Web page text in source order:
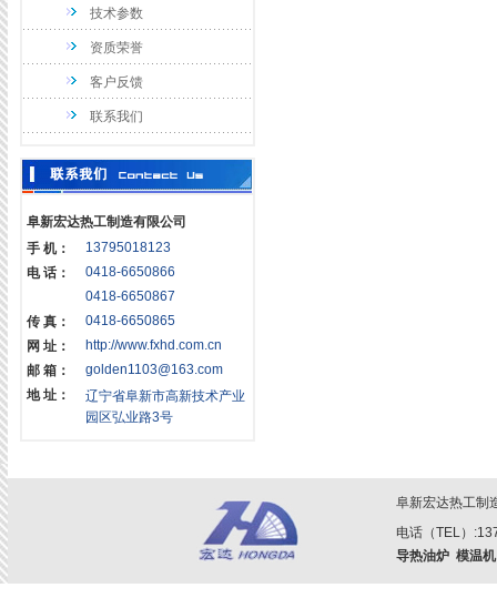
技术参数
资质荣誉
客户反馈
联系我们
阜新宏达热工制造有限公司
手 机：
13795018123
电 话：
0418-6650866
0418-6650867
传 真：
0418-6650865
网 址：
http://www.fxhd.com.cn
邮 箱：
golden1103@163.com
地 址：
辽宁省阜新市高新技术产业
园区弘业路3号
阜新宏达热工制
电话（TEL）
导热油炉 模温机